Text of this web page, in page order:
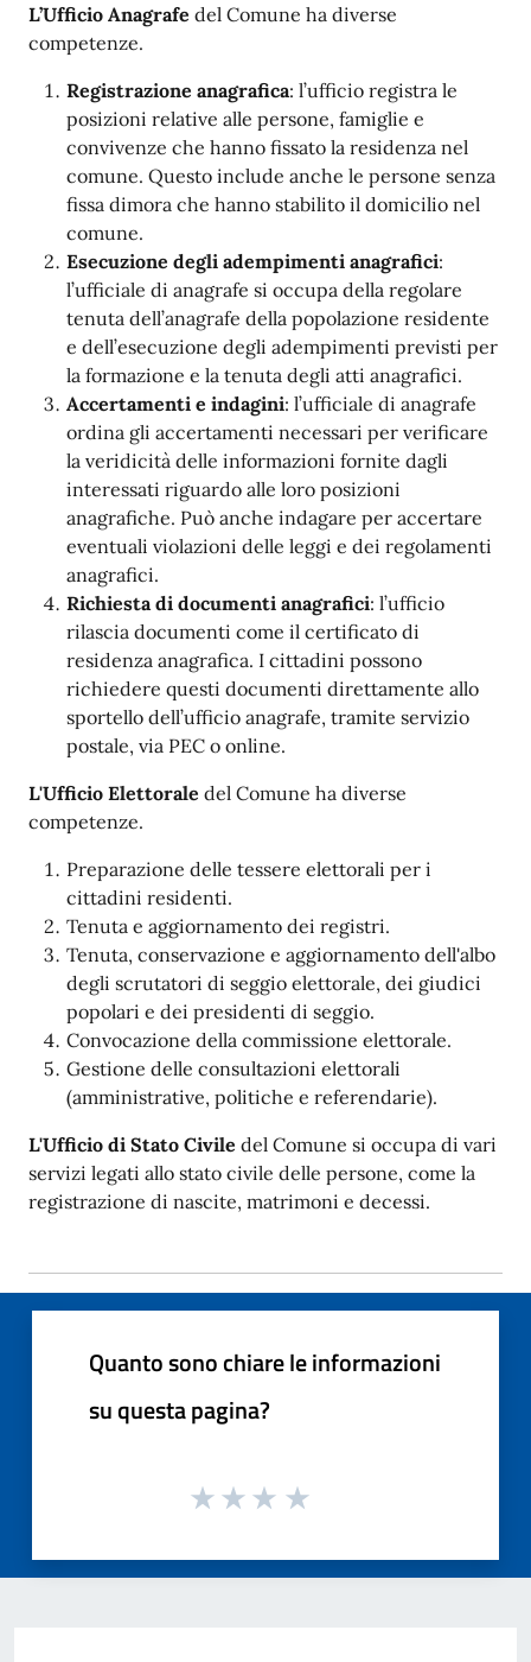
L’Ufficio Anagrafe del Comune ha diverse
competenze.
Registrazione anagrafica: l’ufficio registra le
posizioni relative alle persone, famiglie e
convivenze che hanno fissato la residenza nel
comune. Questo include anche le persone senza
fissa dimora che hanno stabilito il domicilio nel
comune.
Esecuzione degli adempimenti anagrafici:
l’ufficiale di anagrafe si occupa della regolare
tenuta dell’anagrafe della popolazione residente
e dell’esecuzione degli adempimenti previsti per
la formazione e la tenuta degli atti anagrafici.
Accertamenti e indagini: l’ufficiale di anagrafe
ordina gli accertamenti necessari per verificare
la veridicità delle informazioni fornite dagli
interessati riguardo alle loro posizioni
anagrafiche. Può anche indagare per accertare
eventuali violazioni delle leggi e dei regolamenti
anagrafici.
Richiesta di documenti anagrafici: l’ufficio
rilascia documenti come il certificato di
residenza anagrafica. I cittadini possono
richiedere questi documenti direttamente allo
sportello dell’ufficio anagrafe, tramite servizio
postale, via PEC o online.
L'Ufficio Elettorale del Comune ha diverse
competenze.
Preparazione delle tessere elettorali per i
cittadini residenti.
Tenuta e aggiornamento dei registri.
Tenuta, conservazione e aggiornamento dell'albo
degli scrutatori di seggio elettorale, dei giudici
popolari e dei presidenti di seggio.
Convocazione della commissione elettorale.
Gestione delle consultazioni elettorali
(amministrative, politiche e referendarie).
L'Ufficio di Stato Civile del Comune si occupa di vari
servizi legati allo stato civile delle persone, come la
registrazione di nascite, matrimoni e decessi.
Quanto sono chiare le informazioni
su questa pagina?